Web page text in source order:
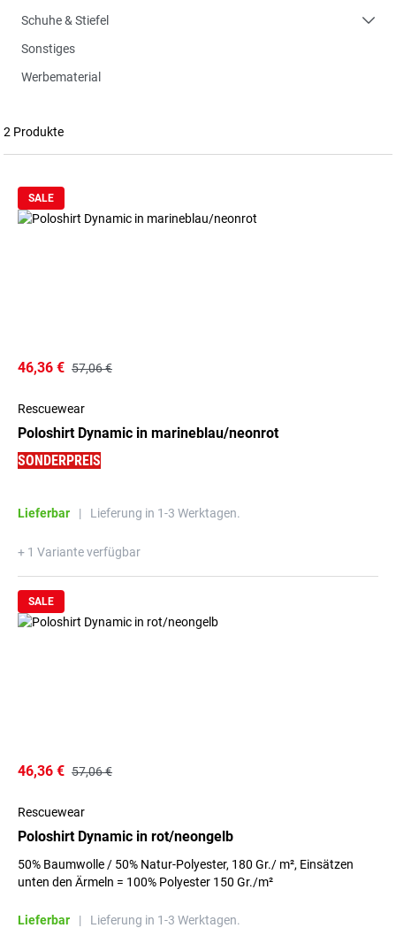
Schuhe & Stiefel
Sonstiges
Werbematerial
2 Produkte
SALE
46,36 € 57,06 €
Rescuewear
Poloshirt Dynamic in marineblau/neonrot
SONDERPREIS
Lieferbar | Lieferung in 1-3 Werktagen.
+ 1 Variante verfügbar
SALE
46,36 € 57,06 €
Rescuewear
Poloshirt Dynamic in rot/neongelb
50% Baumwolle / 50% Natur-Polyester, 180 Gr./ m², Einsätzen
unten den Ärmeln = 100% Polyester 150 Gr./m²
Lieferbar | Lieferung in 1-3 Werktagen.